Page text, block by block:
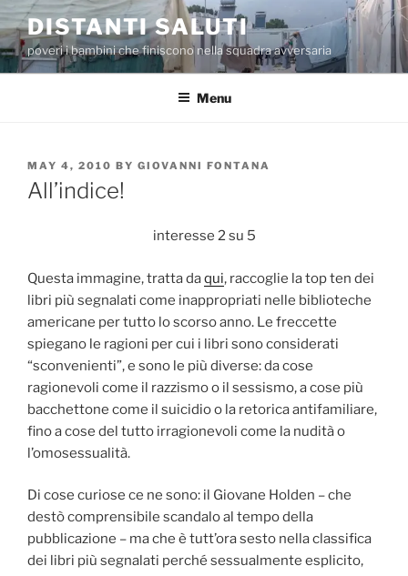
Skip
to
content
DISTANTI SALUTI
poveri i bambini che finiscono nella squadra avversaria
Menu
POSTED
ON
MAY 4, 2010 BY GIOVANNI FONTANA
All’indice!
interesse 2 su 5
Questa immagine, tratta daqui, raccoglie la top ten dei
libri più segnalati come inappropriati nelle biblioteche
americane per tutto lo scorso anno. Le freccette
spiegano le ragioni per cui i libri sono considerati
“sconvenienti”, e sono le più diverse: da cose
ragionevoli come il razzismo o il sessismo, a cose più
bacchettone come il suicidio o la retorica antifamiliare,
fino a cose del tutto irragionevoli come la nudità o
l’omosessualità.
Di cose curiose ce ne sono: il Giovane Holden – che
destò comprensibile scandalo al tempo della
pubblicazione – ma che è tutt’ora sesto nella classifica
dei libri più segnalati perché sessualmente esplicito,